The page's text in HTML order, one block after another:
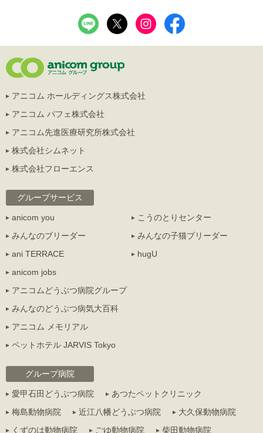
アニコム ホールディングス株式会社
アニコム パフェ株式会社
アニコム先進医療研究所株式会社
株式会社シムネット
株式会社フローエンス
グループサービス
anicom you
こうのとりセンター
みんなのブリーダー
みんなの子猫ブリーダー
ani TERRACE
hugU
anicom jobs
アニコムどうぶつ病院グループ
みんなのどうぶつ病気大百科
アニコム メモリアル
ペットホテル JARVIS Tokyo
グループ病院
愛甲石田どうぶつ病院
あつたペットクリニック
梅島動物病院
近江八幡どうぶつ病院
大久保動物病院
くずのは動物病院
ごゆ動物病院 柴田動物病院